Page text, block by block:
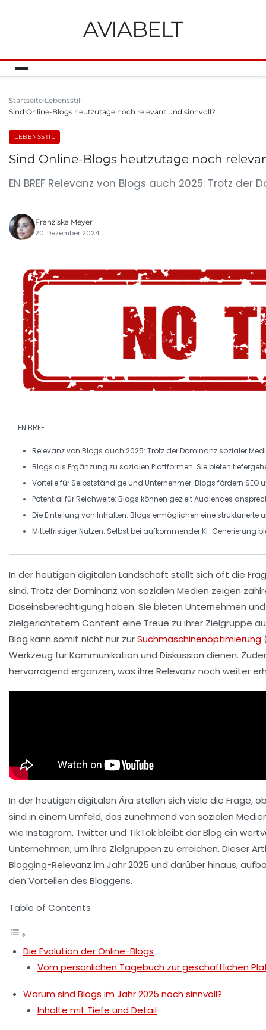
AVIABELT
Startseite Lebensstil
Sind Online-Blogs heutzutage noch relevant und sinnvoll?
LEBENSSTIL
Sind Online-Blogs heutzutage noch
EN BREF Relevanz von Blogs auch 2025: Trotz
Franziska Meyer
20. Dezember 2024
EN BREF
Relevanzvon Blogs auch 2025: Trotz der Dominanz sozialer
Blogs als Ergänzung zu sozialen Plattformen: Sie bieten
Vorteilefür Selbstständige und Unternehmer: Blogs fördern SEO
Potential fürReichweite: Blogs können gezielt Audiences
DieEinteilung von Inhalten: Blogs ermöglichen eine
Mittelfristiger Nutzen: Selbst bei aufkommender KI-Generierung
In der heutigen digitalen Landschaft stellt sich oft die
sind. Trotz der Dominanz von sozialen Medien zeigen
Daseinsberechtigung haben. Sie bieten Unternehmen
zielgerichtetem Content eine Treue zu ihrer Zielgruppe
Blog kann somit nicht nur zurSuchmaschinenoptimierung
Werkzeug fürKommunikation und Diskussion dienen.
hervorragend ergänzen, was ihre Relevanz noch weiter
In der heutigen digitalen Ära stellen sich viele die Frage,
sind in einem Umfeld, das zunehmend von sozialen
wie Instagram, Twitter und TikTok bleibt der Blog ein
Unternehmen, um ihre Zielgruppen zu erreichen. Dieser
Blogging-Relevanz im Jahr 2025 und darüber hinaus,
den Vorteilen des Bloggens.
Table of Contents
Die Evolution der Online-Blogs
Vom persönlichen Tagebuch zur geschäftlichen
Warum sind Blogs im Jahr 2025 noch sinnvoll?
Inhalte mit Tiefe und Detail